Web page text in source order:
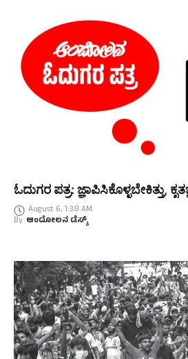
ಓದುಗರ ಪತ್ರ: ಜ್ಞಾಪಿಸಿಕೊಳ್ಳಬೇಕಿತ್ತು,
August 6, 1:38 AM
By ಆಂದೋಲನ ಡೆಸ್ಕ್